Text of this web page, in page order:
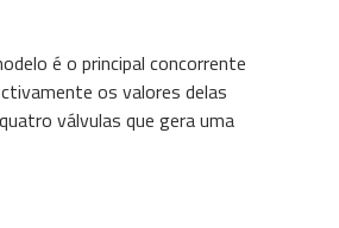
é o principal concorrente
os valores delas
válvulas que gera uma